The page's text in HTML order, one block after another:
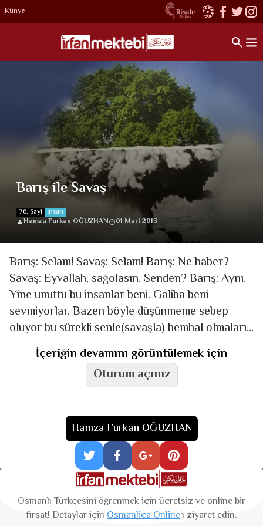
Künye
Barış ile Savaş
76. Sayi İnsan
Hamza Furkan OĞUZHAN
01 Mart 2013
Barış: Selam! Savaş: Selam! Barış: Ne haber?
Savaş: Eyvallah, sağolasın. Senden? Barış: Aynı.
Yine unuttu bu insanlar beni. Galiba beni
sevmiyorlar. Bazen böyle düşünmeme sebep
oluyor bu sürekli senle(savaşla) hemhal olmaları.
Savaş: Valla ben halimden
İçeriğin devamını görüntülemek için
Oturum açınız
Hamza Furkan OĞUZHAN
Osmanlı Türkçesini öğrenmek için ücretsiz ve online bir
fırsat! Detaylar için Osmanlica Online’ı ziyaret edin.